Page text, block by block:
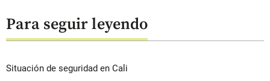
Para seguir leyendo
Situación de seguridad en Cali